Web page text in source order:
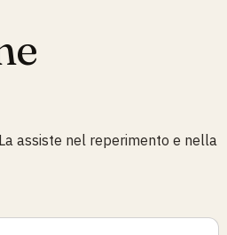
assiste nel reperimento e nella